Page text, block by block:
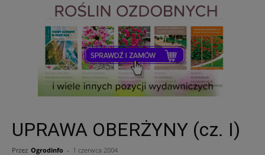
UPRAWA OBERŻYNY (cz. I)
Przez Ogrodinfo - 1 czerwca 2004